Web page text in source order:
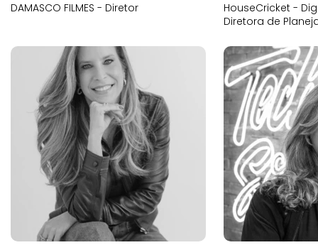
DAMASCO FILMES - Diretor
HouseCricket -
Diretora de